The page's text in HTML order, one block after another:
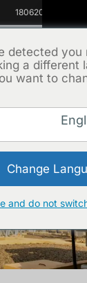
loss
KVJS-7000
detected you
a different
want to
Change
and do not